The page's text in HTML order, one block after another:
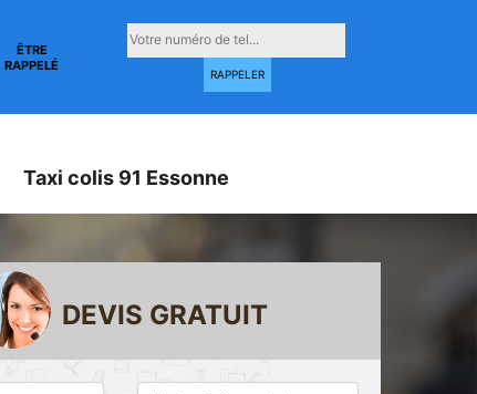
ÊTRE
RAPPELÉ
Taxi colis 91 Essonne
DEVIS GRATUIT